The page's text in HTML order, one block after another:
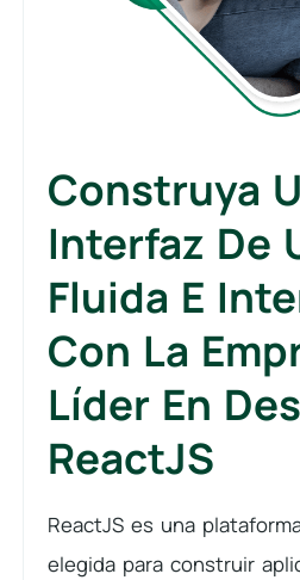
Construya
Interfaz De
Fluida E
Con La
Líder En
ReactJS
ReactJS es una
elegida para construir